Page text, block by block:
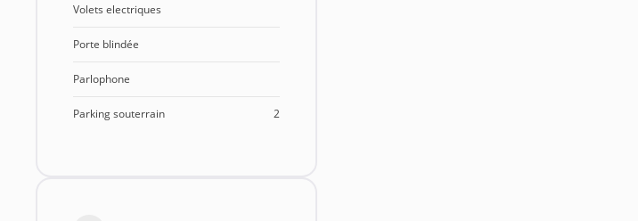
Volets electriques
Porte blindée
Parlophone
Parking souterrain 2